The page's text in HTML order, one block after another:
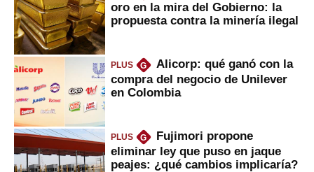
oro en la mira del Gobierno: la
propuesta contra la minería ilegal
PLUS G
Alicorp: qué ganó con la
compra del negocio de Unilever
en Colombia
PLUS G
Fujimori propone
eliminar ley que puso en jaque
peajes: ¿qué cambios implicaría?